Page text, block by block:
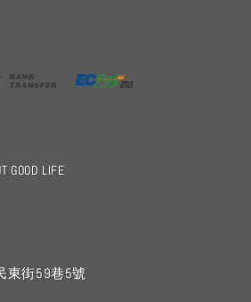
GOOD LIFE
東街59巷5號